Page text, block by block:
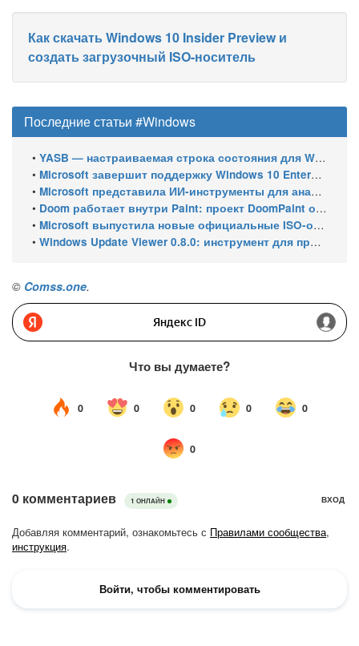
Как скачать Windows 10 Insider Preview и
создать загрузочный ISO-носитель
Последние статьи #Windows
• YASB — настраиваемая строка состояния для Windows с виджетами и поддержкой нескольких мониторов
• Microsoft завершит поддержку Windows 10 Enterprise LTSC 2021 в январе 2027 года. ESU продлят обновления до января 2030 года
• Microsoft представила ИИ-инструменты для анализа производительности Windows: ETW MCP и WPA MCP
• Doom работает внутри Paint: проект DoomPaint от технического директора Microsoft Azure
• Microsoft выпустила новые официальные ISO-образы Windows 11 для инсайдеров
• Windows Update Viewer 0.8.0: инструмент для просмотра истории обновлений Windows 11 и Windows 10 получил улучшения
© Comss.one.